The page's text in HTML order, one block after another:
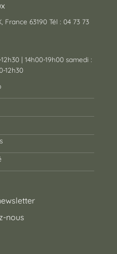
France 63190 Tél : 04 73 73
| 14h00-19h00 samedi :
12h30
nous